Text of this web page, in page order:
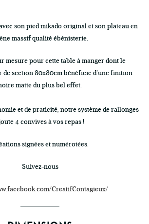
son pied mikado original et son plateau en
massif qualité ébénisterie.
mesure pour cette table à manger dont le
de section 80x80cm bénéficie d’une finition
matte du plus bel effet.
et de praticité, notre système de rallonges
4 convives à vos repas !
signées et numérotées.
Suivez-nous
CreatifContagieux/